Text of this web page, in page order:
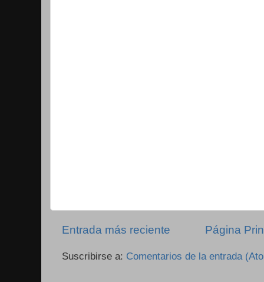
Entrada más reciente Página
Suscribirse a: Comentarios de la entrada